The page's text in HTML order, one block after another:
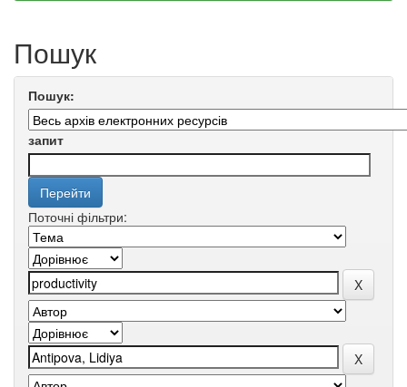
Пошук
Пошук:
запит
Поточні фільтри: